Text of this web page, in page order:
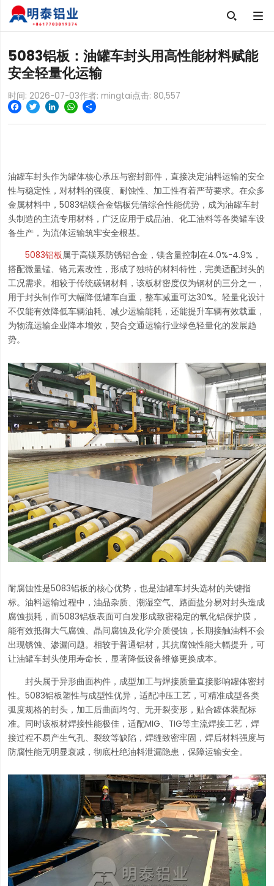

5083铝板：油罐车封头用高性能材料赋能
安全轻量化运输
时间: 2026-07-03作者: mingtai点击: 80,557
Facebook
TwitterLinkedInWhatsApp
Share
油罐车封头作为罐体核心承压与密封部件，直接决定油料运输的安全
性与稳定性，对材料的强度、耐蚀性、加工性有着严苛要求。在众多
金属材料中，5083铝镁合金铝板凭借综合性能优势，成为油罐车封
头制造的主流专用材料，广泛应用于成品油、化工油料等各类罐车设
备生产，为流体运输筑牢安全根基。
5083铝板属于高镁系防锈铝合金，镁含量控制在4.0%-4.9%，
搭配微量锰、铬元素改性，形成了独特的材料特性，完美适配封头的
工况需求。相较于传统碳钢材料，该板材密度仅为钢材的三分之一，
用于封头制作可大幅降低罐车自重，整车减重可达30%。轻量化设计
不仅能有效降低车辆油耗、减少运输能耗，还能提升车辆有效载重，
为物流运输企业降本增效，契合交通运输行业绿色轻量化的发展趋
势。
耐腐蚀性是5083铝板的核心优势，也是油罐车封头选材的关键指
标。油料运输过程中，油品杂质、潮湿空气、路面盐分易对封头造成
腐蚀损耗，而5083铝板表面可自发形成致密稳定的氧化铝保护膜，
能有效抵御大气腐蚀、晶间腐蚀及化学介质侵蚀，长期接触油料不会
出现锈蚀、渗漏问题。相较于普通铝材，其抗腐蚀性能大幅提升，可
让油罐车封头使用寿命长，显著降低设备维修更换成本。
封头属于异形曲面构件，成型加工与焊接质量直接影响罐体密封
性。5083铝板塑性与成型性优异，适配冲压工艺，可精准成型各类
弧度规格的封头，加工后曲面均匀、无开裂变形，贴合罐体装配标
准。同时该板材焊接性能极佳，适配MIG、TIG等主流焊接工艺，焊
接过程不易产生气孔、裂纹等缺陷，焊缝致密牢固，焊后材料强度与
防腐性能无明显衰减，彻底杜绝油料泄漏隐患，保障运输安全。